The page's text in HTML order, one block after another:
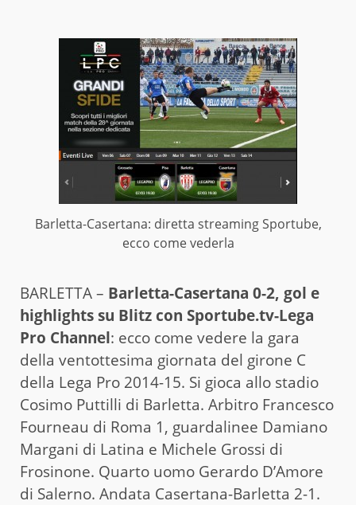
Barletta-Casertana: diretta streaming Sportube,
ecco come vederla
BARLETTA – Barletta-Casertana 0-2, gol e
highlights su Blitz con Sportube.tv-Lega
Pro Channel: ecco come vedere la gara
della ventottesima giornata del girone C
della Lega Pro 2014-15. Si gioca allo stadio
Cosimo Puttilli di Barletta. Arbitro Francesco
Fourneau di Roma 1, guardalinee Damiano
Margani di Latina e Michele Grossi di
Frosinone. Quarto uomo Gerardo D’Amore
di Salerno. Andata Casertana-Barletta 2-1.